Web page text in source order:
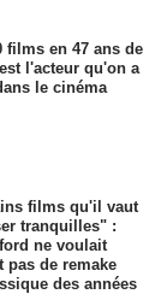
films en 47 ans de
l'acteur qu'on a
le cinéma
films qu'il vaut
tranquilles" :
ne voulait
pas de remake
des années